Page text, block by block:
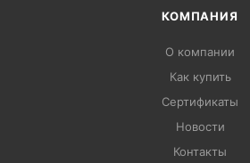
КОМПАНИЯ
О компании
Как купить
Сертификаты
Новости
Контакты